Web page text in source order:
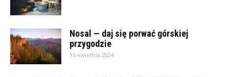
Nosal — daj się porwać górskiej
przygodzie
16 kwietnia 2024